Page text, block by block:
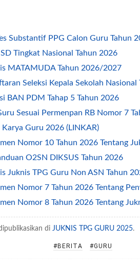
Substantif PPG Calon Guru Tahun
Tingkat Nasional Tahun 2026
MATAMUDA Tahun 2026/2027
Seleksi Kepala Sekolah
BAN PDM Tahap 5 Tahun 2026
Sesuai Permenpan RB Nomor 7
Karya Guru 2026 (LINKAR)
Nomor 10 Tahun 2026 Tentang
O2SN DIKSUS Tahun 2026
Juknis TPG Guru Non ASN Tahun
Nomor 7 Tahun 2026 Tentang
Nomor 8 Tahun 2026 Tentang
SMP SMA Tahun 2026
Guru (GTK) Tahun 2026—2029
Evaluasi Diri Pengusulan
di JUKNIS TPG GURU 2025.
#BERITA #GURU